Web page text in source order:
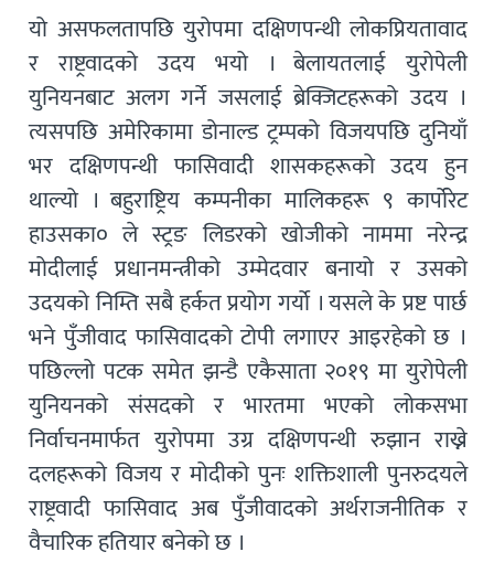
यो असफलतापछि युरोपमा दक्षिणपन्थी लोकप्रियतावाद
र राष्ट्रवादको उदय भयो । बेलायतलाई युरोपेली
युनियनबाट अलग गर्ने जसलाई ब्रेक्जिटहरूको उदय ।
त्यसपछि अमेरिकामा डोनाल्ड ट्रम्पको विजयपछि दुनियाँ
भर दक्षिणपन्थी फासिवादी शासकहरूको उदय हुन
थाल्यो । बहुराष्ट्रिय कम्पनीका मालिकहरू ९ कार्पोरेट
हाउसका० ले स्ट्रङ लिडरको खोजीको नाममा नरेन्द्र
मोदीलाई प्रधानमन्त्रीको उम्मेदवार बनायो र उसको
उदयको निम्ति सबै हर्कत प्रयोग गर्यो । यसले के प्रष्ट पार्छ
भने पुँजीवाद फासिवादको टोपी लगाएर आइरहेको छ ।
पछिल्लो पटक समेत झन्डै एकैसाता २०१९ मा युरोपेली
युनियनको संसदको र भारतमा भएको लोकसभा
निर्वाचनमार्फत युरोपमा उग्र दक्षिणपन्थी रुझान राख्ने
दलहरूको विजय र मोदीको पुनः शक्तिशाली पुनरुदयले
राष्ट्रवादी फासिवाद अब पुँजीवादको अर्थराजनीतिक र
वैचारिक हतियार बनेको छ ।